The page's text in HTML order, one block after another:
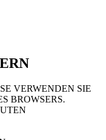
VERWENDEN SIE
BROWSERS.